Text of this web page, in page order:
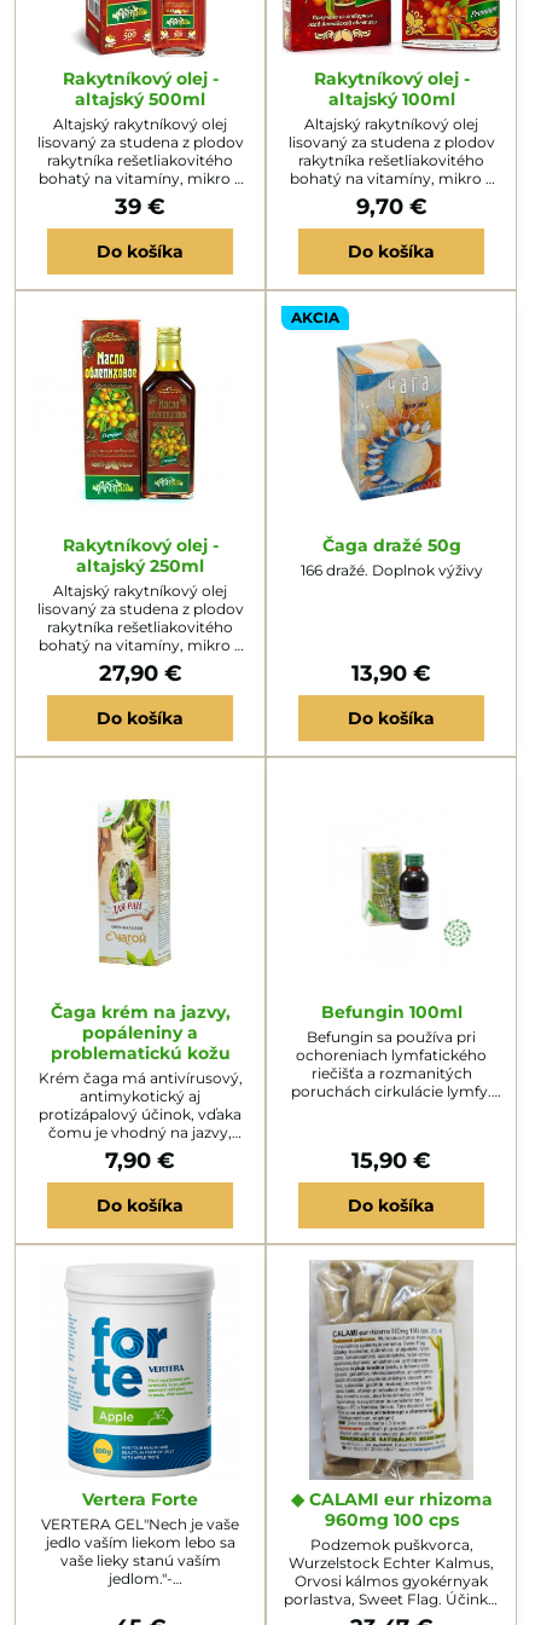
Rakytníkový olej -
altajský 500ml
Altajský rakytníkový olej
lisovaný za studena z plodov
rakytníka rešetliakovitého
bohatý na vitamíny, mikro a
makroelementy.
39 €
Do košíka
Rakytníkový olej -
altajský 100ml
Altajský rakytníkový olej
lisovaný za studena z plodov
rakytníka rešetliakovitého
bohatý na vitamíny, mikro a
makroelementy.
9,70 €
Do košíka
Rakytníkový olej -
altajský 250ml
Altajský rakytníkový olej
lisovaný za studena z plodov
rakytníka rešetliakovitého
bohatý na vitamíny, mikro a
makroelementy.
27,90 €
Do košíka
AKCIA
Čaga dražé 50g
166 dražé. Doplnok výživy
13,90 €
Do košíka
Čaga krém na jazvy,
popáleniny a
problematickú kožu
Krém čaga má antivírusový,
antimykotický aj
protizápalový účinok, vďaka
čomu je vhodný na jazvy,
rôzne jamky na tvári po akné,
popáleniny, bercove vredy, či
rôzne druhy ekzémov.
7,90 €
Do košíka
Befungin 100ml
Befungin sa používa pri
ochoreniach lymfatického
riečišťa a rozmanitých
poruchách cirkulácie lymfy.
osvedčený podporný
prostriedok pri liečbe
psoriázy, ekzémov,
úrovni a tým zvyšuje odolnosť
organizmu.
15,90 €
Do košíka
Vertera Forte
VERTERA GEL"Nech je vaše
jedlo vaším liekom lebo sa
vaše lieky stanú vaším
jedlom."-
buněčný gel z hnědých
◆ CALAMI eur rhizoma
960mg 100 cps
Podzemok puškvorca,
Wurzelstock Echter Kalmus,
Orvosi kálmos gyokérnyak
porlastva, Sweet Flag. Účinky:
krvotvorné, diaforetické,